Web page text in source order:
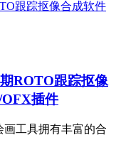
ROTO跟踪抠像
插件
工具拥有丰富的合